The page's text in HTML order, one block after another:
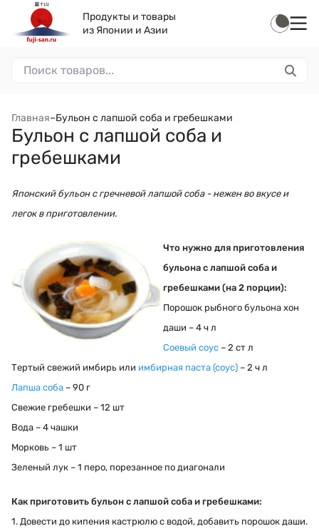
Продукты и товары
из Японии и Азии
Главная–Бульон с лапшой соба и гребешками
Бульон с лапшой соба и
гребешками
Японский бульон с гречневой лапшой соба - нежен во вкусе и
легок в приготовлении.
Что нужно для приготовления
бульона с лапшой соба и
гребешками (на 2 порции):
Порошок рыбного бульона хон
даши – 4 ч л
Соевый соус – 2 ст л
Тертый свежий имбирь или имбирная паста (соус) – 2 ч л
Лапша соба – 90 г
Свежие гребешки – 12 шт
Вода – 4 чашки
Морковь – 1 шт
Зеленый лук – 1 перо, порезанное по диагонали
Как приготовить бульон с лапшой соба и гребешками:
1. Довести до кипения кастрюлю с водой, добавить порошок даши.